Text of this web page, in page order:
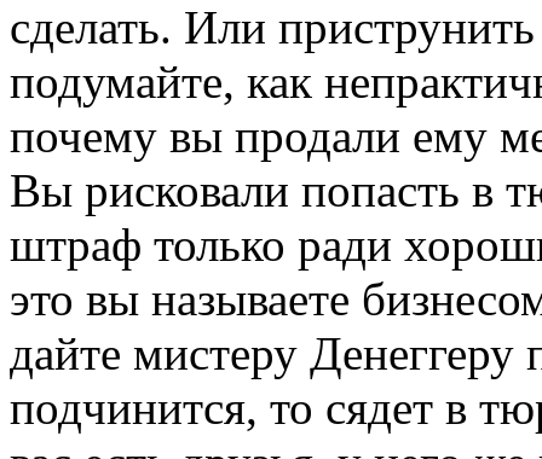
сделать. Или
подумайте, как
почему вы продали ему
Вы рисковали попасть в
штраф только ради
это вы называете
дайте мистеру Денеггеру
подчинится, то сядет в